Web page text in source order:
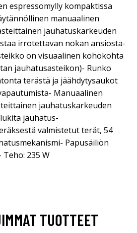
espressomylly kompaktissa
manuaalinen
jauhatuskarkeuden
irrotettavan nokan ansiosta-
on visuaalinen kohokohta
jauhatusasteikon)- Runko
terästä ja jäähdytysaukot
Manuaalinen
jauhatuskarkeuden
jauhatus-
valmistetut terät, 54
Papusäiliön
Teho: 235 W
TUOTTEET